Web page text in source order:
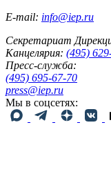
E-mail: info@iep.ru
Секретариат
Канцелярия: (495)
Пресс-служба:
(495) 695-67-70
press@iep.ru
Мы в соцсетях: